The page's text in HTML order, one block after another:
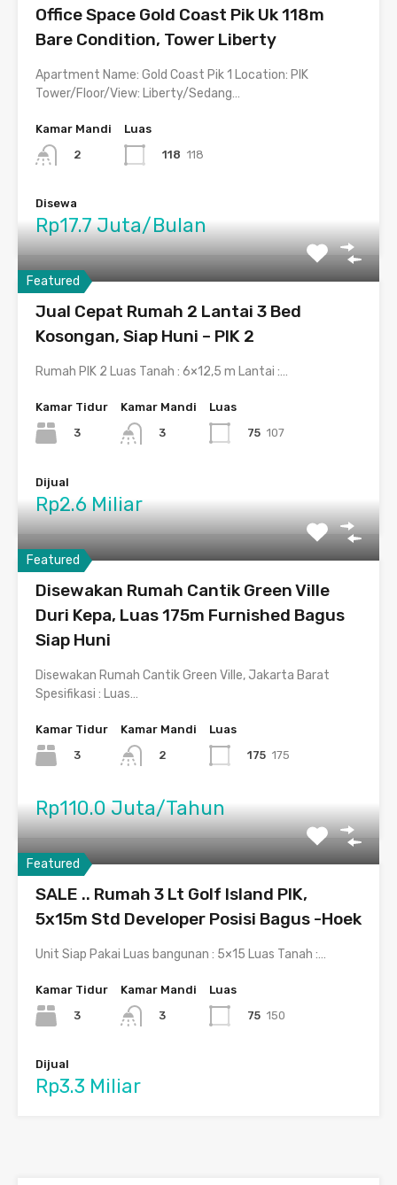
Office Space Gold Coast Pik Uk 118m
Bare Condition, Tower Liberty
Apartment Name: Gold Coast Pik 1 Location: PIK
Tower/Floor/View: Liberty/Sedang…
Kamar Mandi
2
Luas
118 118
Disewa
Rp17.7 Juta/Bulan
Featured
Jual Cepat Rumah 2 Lantai 3 Bed
Kosongan, Siap Huni – PIK 2
Rumah PIK 2 Luas Tanah : 6×12,5 m Lantai :…
Kamar Tidur
3
Kamar Mandi
3
Luas
75 107
Dijual
Rp2.6 Miliar
Featured
Disewakan Rumah Cantik Green Ville
Duri Kepa, Luas 175m Furnished Bagus
Siap Huni
Disewakan Rumah Cantik Green Ville, Jakarta Barat
Spesifikasi : Luas…
Kamar Tidur
3
Kamar Mandi
2
Luas
175 175
Rp110.0 Juta/Tahun
Featured
SALE .. Rumah 3 Lt Golf Island PIK,
5x15m Std Developer Posisi Bagus -Hoek
Unit Siap Pakai Luas bangunan : 5×15 Luas Tanah :…
Kamar Tidur
3
Kamar Mandi
3
Luas
75 150
Dijual
Rp3.3 Miliar